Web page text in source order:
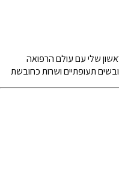
שלי עם עולם הרפואה
תעופתיים ושרות כחובשת